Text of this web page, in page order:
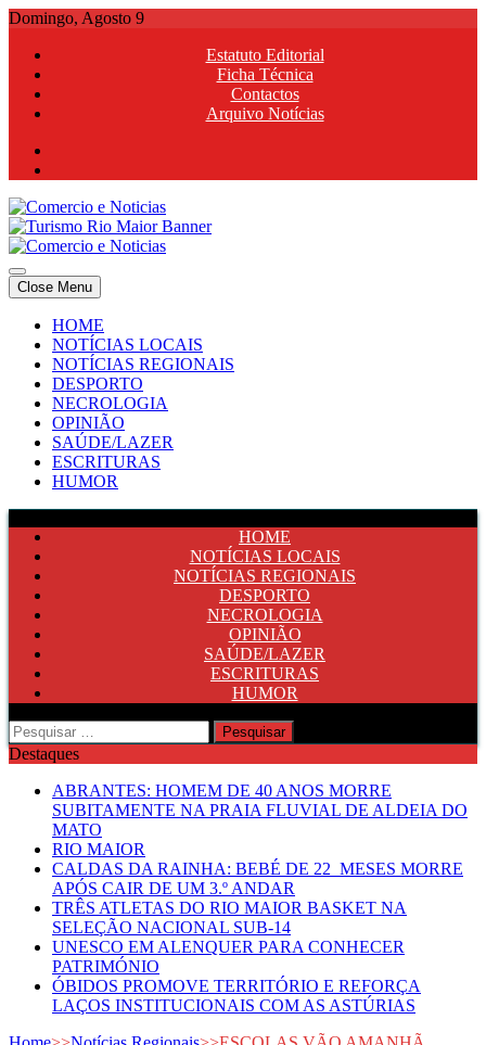
Skip
content
Domingo, Agosto 9
Estatuto Editorial
Ficha Técnica
Contactos
Arquivo Notícias
Comercio e Noticias
Notícias e Publicidade Online
Comercio e Noticias
Notícias e Publicidade Online
Close Menu
HOME
NOTÍCIAS LOCAIS
NOTÍCIAS REGIONAIS
DESPORTO
NECROLOGIA
OPINIÃO
SAÚDE/LAZER
ESCRITURAS
HUMOR
HOME
NOTÍCIAS LOCAIS
NOTÍCIAS REGIONAIS
DESPORTO
NECROLOGIA
OPINIÃO
SAÚDE/LAZER
ESCRITURAS
HUMOR
Pesquisar
por:
Destaques
ABRANTES: HOMEM DE 40 ANOS MORRE
SUBITAMENTE NA PRAIA FLUVIAL DE ALDEIA DO
MATO
RIO MAIOR
CALDAS DA RAINHA: BEBÉ DE 22 MESES MORRE
APÓS CAIR DE UM 3.º ANDAR
TRÊS ATLETAS DO RIO MAIOR BASKET NA
SELEÇÃO NACIONAL SUB-14
UNESCO EM ALENQUER PARA CONHECER
PATRIMÓNIO
ÓBIDOS PROMOVE TERRITÓRIO E REFORÇA
LAÇOS INSTITUCIONAIS COM AS ASTÚRIAS